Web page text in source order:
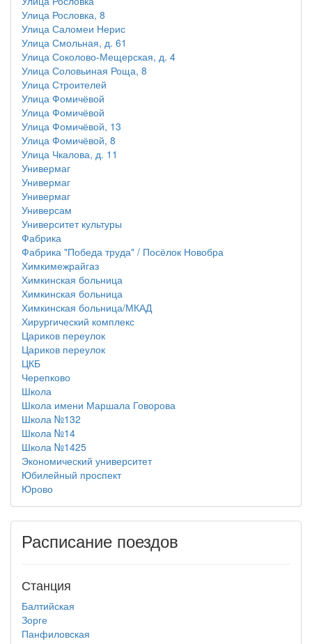
Улица Рословка, 8
Улица Саломеи Нерис
Улица Смольная, д. 61
Улица Соколово-Мещерская, д. 4
Улица Соловьиная Роща, 8
Улица Строителей
Улица Фомичёвой
Улица Фомичёвой
Улица Фомичёвой, 13
Улица Фомичёвой, 8
Улица Чкалова, д. 11
Универмаг
Универмаг
Универмаг
Универсам
Университет культуры
Фабрика
Фабрика "Победа труда" / Посёлок Новобра
Химкимежрайгаз
Химкинская больница
Химкинская больница
Химкинская больница/МКАД
Хирургический комплекс
Цариков переулок
Цариков переулок
ЦКБ
Черепково
Школа
Школа имени Маршала Говорова
Школа №132
Школа №14
Школа №1425
Экономический университет
Юбилейный проспект
Юрово
Расписание поездов
Станция
Балтийская
Зорге
Панфиловская